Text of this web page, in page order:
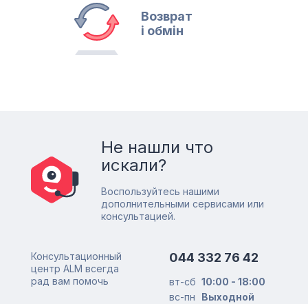
Возврат
і обмін
Не нашли что
искали?
Воспользуйтесь нашими
дополнительными сервисами или
консультацией.
Консультационный
центр ALM всегда
рад вам помочь
044 332 76 42
вт-сб 10:00 - 18:00
вс-пн
Выходной